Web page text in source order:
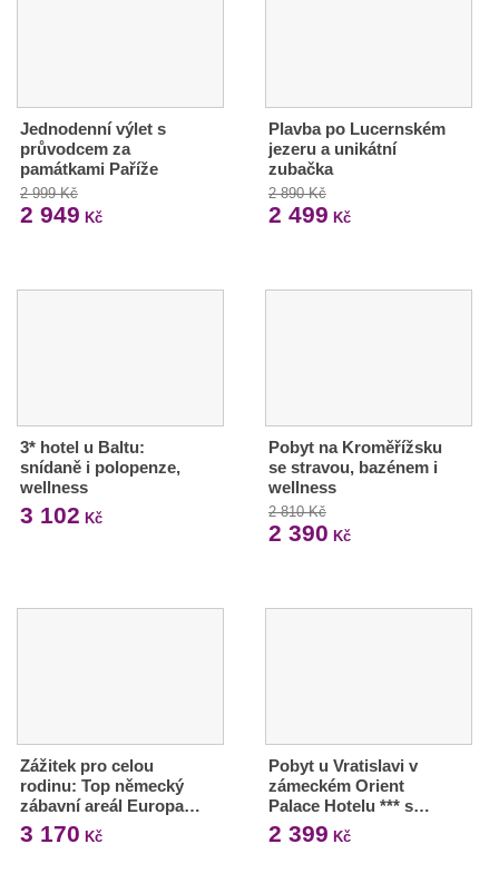
Jednodenní výlet s
průvodcem za
památkami Paříže
2 999 Kč
2 949 Kč
Plavba po Lucernském
jezeru a unikátní
zubačka
2 890 Kč
2 499 Kč
3* hotel u Baltu:
snídaně i polopenze,
wellness
3 102 Kč
Pobyt na Kroměřížsku
se stravou, bazénem i
wellness
2 810 Kč
2 390 Kč
Zážitek pro celou
rodinu: Top německý
zábavní areál Europa…
3 170 Kč
Pobyt u Vratislavi v
zámeckém Orient
Palace Hotelu *** s…
2 399 Kč